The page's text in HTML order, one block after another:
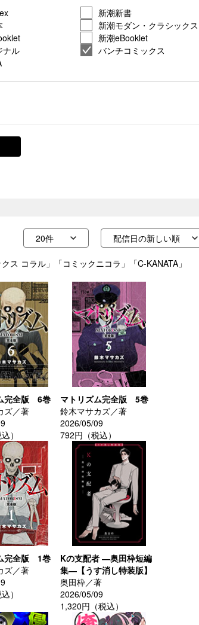
新潮新書
新潮モダン・クラシックス
新潮eBooklet
ナル
バンチコミックス
コラル」「コミックニコラ」「C-KANATA」
完全版 6巻
ズ／著
）
マトリズム完全版 5巻
鈴木マサカズ／著
2026/05/09
792円（税込）
完全版 1巻
ズ／著
）
Kの支配者 ―奥田枠短編
集―【うす消し特装版】
奥田枠／著
2026/05/09
1,320円（税込）